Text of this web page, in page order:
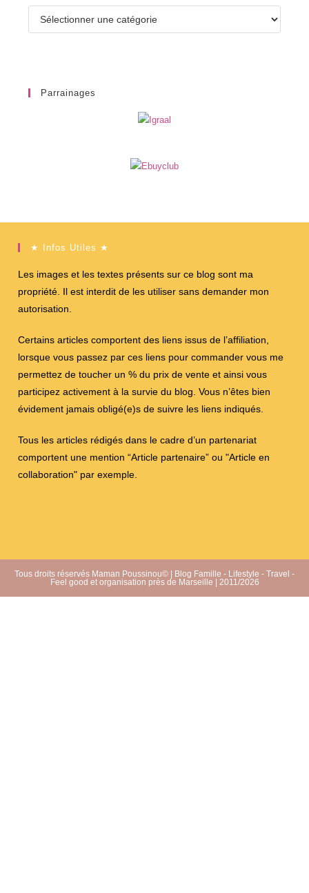
Parrainages
★ Infos Utiles ★
Les images et les textes présents sur ce blog sont ma
propriété. Il est interdit de les utiliser sans demander mon
autorisation.
Certains articles comportent des liens issus de l’affiliation,
lorsque vous passez par ces liens pour commander vous me
permettez de toucher un % du prix de vente et ainsi vous
participez activement à la survie du blog. Vous n’êtes bien
évidement jamais obligé(e)s de suivre les liens indiqués.
Tous les articles rédigés dans le cadre d’un partenariat
comportent une mention “Article partenaire” ou "Article en
collaboration" par exemple.
Tous droits réservés Maman Poussinou© | Blog Famille - Lifestyle - Travel -
Feel good et organisation près de Marseille | 2011/2026